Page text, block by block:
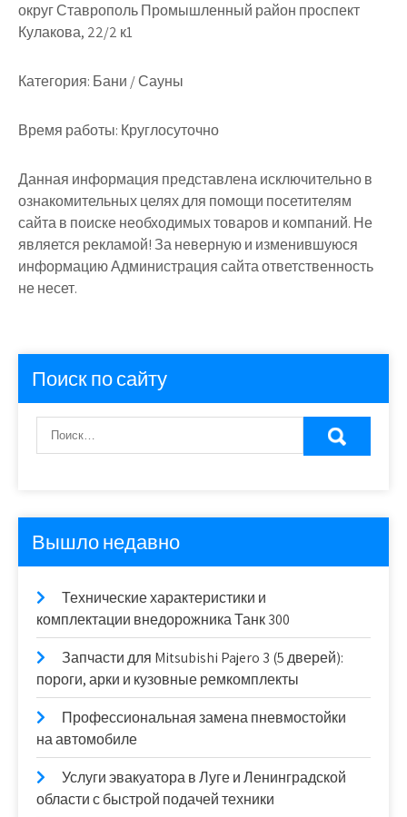
округ Ставрополь Промышленный район проспект
Кулакова, 22/2 к1
Категория: Бани / Сауны
Время работы: Круглосуточно
Данная информация представлена исключительно в
ознакомительных целях для помощи посетителям
сайта в поиске необходимых товаров и компаний. Не
является рекламой! За неверную и изменившуюся
информацию Администрация сайта ответственность
не несет.
Поиск по сайту
Вышло недавно
Технические характеристики и
комплектации внедорожника Танк 300
Запчасти для Mitsubishi Pajero 3 (5 дверей):
пороги, арки и кузовные ремкомплекты
Профессиональная замена пневмостойки
на автомобиле
Услуги эвакуатора в Луге и Ленинградской
области с быстрой подачей техники